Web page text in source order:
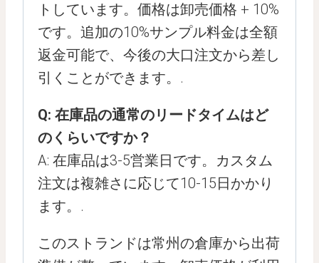
トしています。価格は卸売価格 + 10%
です。追加の10%サンプル料金は全額
返金可能で、今後の大口注文から差し
引くことができます。.
Q: 在庫品の通常のリードタイムはど
のくらいですか？
A: 在庫品は3-5営業日です。カスタム
注文は複雑さに応じて10-15日かかり
ます。.
このストランドは常州の倉庫から出荷